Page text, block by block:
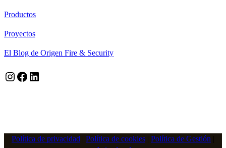
Productos
Proyectos
El Blog de Origen Fire & Security
Instagram
Facebook
LinkedIn
Política de privacidad Política de cookies Política de Gestión